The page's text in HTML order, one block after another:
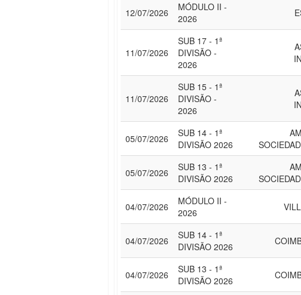
12/07/2026
MÓDULO II -
2026
11/07/2026
SUB 17 - 1ª
DIVISÃO -
2026
11/07/2026
SUB 15 - 1ª
DIVISÃO -
2026
05/07/2026
SUB 14 - 1ª
DIVISÃO 2026
05/07/2026
SUB 13 - 1ª
DIVISÃO 2026
04/07/2026
MÓDULO II -
2026
04/07/2026
SUB 14 - 1ª
DIVISÃO 2026
04/07/2026
SUB 13 - 1ª
DIVISÃO 2026